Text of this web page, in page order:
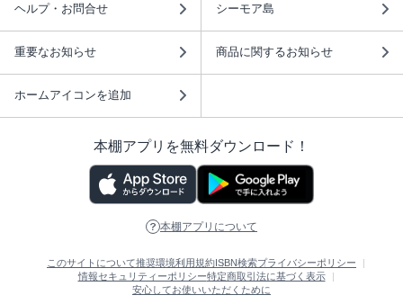
ヘルプ・お問合せ シーモア島
重要なお知らせ 商品に関するお知らせ
ホームアイコンを追加
本棚アプリを無料ダウンロード！
本棚アプリについて
このサイトについて推奨環境利用規約ISBN検索プライバシーポリシー
情報セキュリティーポリシー特定商取引法に基づく表示
安心してお使いいただくために